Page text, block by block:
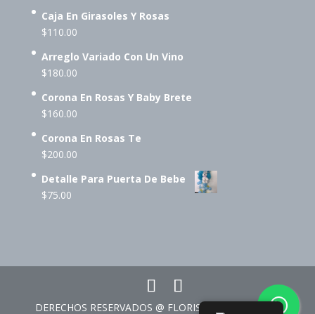
Caja En Girasoles Y Rosas
$110.00
Arreglo Variado Con Un Vino
$180.00
Corona En Rosas Y Baby Brete
$160.00
Corona En Rosas Te
$200.00
Detalle Para Puerta De Bebe
$75.00
DERECHOS RESERVADOS @ FLORISTERÍA CORAZÓN